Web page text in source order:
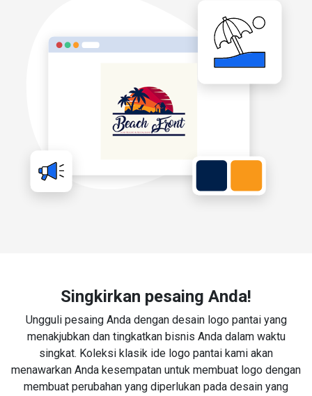
Singkirkan pesaing Anda!
Ungguli pesaing Anda dengan desain logo pantai yang
menakjubkan dan tingkatkan bisnis Anda dalam waktu
singkat. Koleksi klasik ide logo pantai kami akan
menawarkan Anda kesempatan untuk membuat logo dengan
membuat perubahan yang diperlukan pada desain yang